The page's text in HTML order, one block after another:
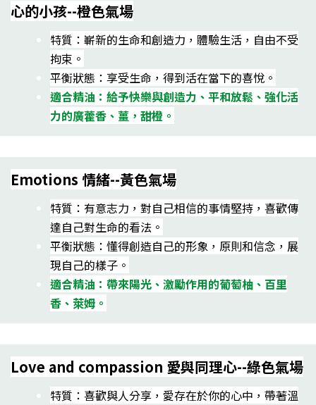
心的小孩--橙色氣場
特質：嶄新的生命和創造力，體驗生活，自由不受
拘束。
平衡狀態：享受生命，得到活在當下的喜悅。
適合精油：給予快樂與創造力、平和放鬆、強化活
力的廣藿香、薑，甜橙。
Emotions 情緒--黃色氣場
特質：有意志力，對自己相信的事情堅持，喜歡傳
達自己對生命的看法。
平衡狀態：懂得創造自己的形象，原則和信念，展
現自己的樣子。
適合精油：帶來陽光、激勵作用的葡萄柚、百里
香、萊姆。
Love and compassion 愛與同理心--綠色氣場
特質：喜歡與人分享，愛存在於你的心中，帶著溫